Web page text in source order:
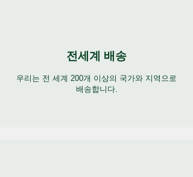
전세계 배송
우리는 전 세계 200개 이상의 국가와 지역으로
배송합니다.